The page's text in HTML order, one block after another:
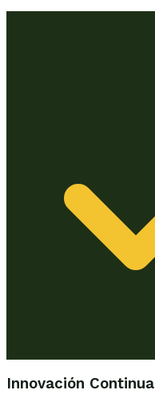
Innovación Continua